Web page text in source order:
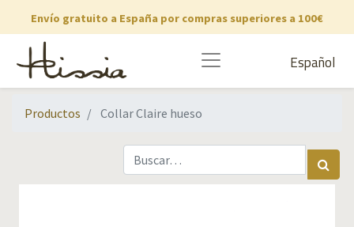
Envío gratuito a España por compras superiores a 100€
Español
Productos Collar Claire hueso